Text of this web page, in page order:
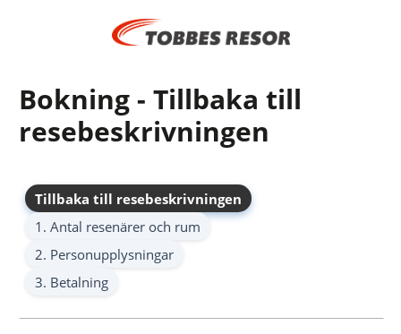
Bokning - Tillbaka till
resebeskrivningen
Tillbaka till resebeskrivningen
1. Antal resenärer och rum
2. Personupplysningar
3. Betalning